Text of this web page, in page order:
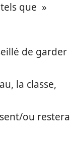
que »
de garder
la classe,
ou restera